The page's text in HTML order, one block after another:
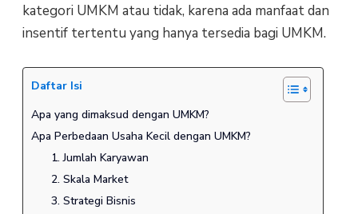
kategori UMKM atau tidak, karena ada manfaat dan
insentif tertentu yang hanya tersedia bagi UMKM.
Daftar Isi
Apa yang dimaksud dengan UMKM?
Apa Perbedaan Usaha Kecil dengan UMKM?
1. Jumlah Karyawan
2. Skala Market
3. Strategi Bisnis